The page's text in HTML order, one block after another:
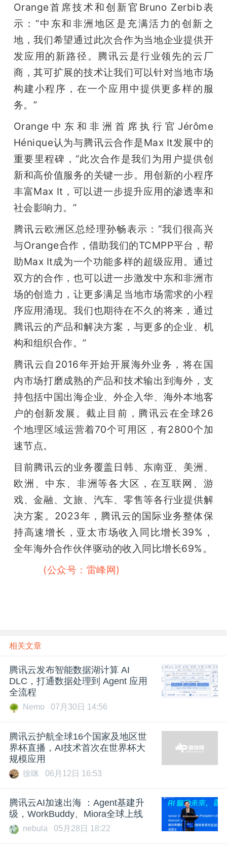
Orange首席技术和创新官Bruno Zerbib表
示：“中东和非洲地区是充满活力的创新之
地，我们希望通过此次合作为当地企业提供开
发应用的新路径。腾讯云是行业领先的云厂
商，其可扩展的技术让我们可以针对当地市场
构建小程序，在一个应用中提供更多样的服
务。”
Orange中东和非洲首席执行官Jérôme
Hénique认为与腾讯云合作是Max It发展中的
重要里程碑，“此次合作是我们为用户提供创
新和高价值服务的关键一步。用创新的小程序
丰富Max It，可以进一步提升应用的渗透率和
社会影响力。”
腾讯云欧洲区总经理孙畅表示：“我们很高兴
与Orange合作，借助我们的TCMPP平台，帮
助Max It成为一个功能多样的超级应用。通过
双方的合作，也可以进一步激发中东和非洲市
场的创造力，让更多满足当地市场需求的小程
序应用涌现。我们也期待在不久的将来，通过
腾讯云的产品和解决方案，与更多的企业、机
构和组织合作。”
腾讯云自2016年开始开展海外业务，将在国
内市场打磨成熟的产品和技术输出到海外，支
持包括中国出海企业、外企入华、海外本地客
户的创新发展。截止目前，腾讯云在全球26
个地理区域运营着70个可用区，有2800个加
速节点。
目前腾讯云的业务覆盖日韩、东南亚、美洲、
欧洲、中东、非洲等各大区，在互联网、游
戏、金融、文旅、汽车、零售等各行业提供解
决方案。2023年，腾讯云的国际业务整体保
持高速增长，亚太市场收入同比增长39%，
全年海外合作伙伴驱动的收入同比增长69%。
(公众号：雷峰网)
相关文章
腾讯云发布智能数据湖计算 AI
DLC，打通数据处理到 Agent 应用
全流程
Nemo 07月30日 14:56
腾讯云护航全球16个国家及地区世
界杯直播，AI技术首次在世界杯大
规模应用
徐咪 06月12日 16:53
腾讯云AI加速出海 ：Agent基建升
级，WorkBuddy、Miora全球上线
nebula 05月28日 18:22